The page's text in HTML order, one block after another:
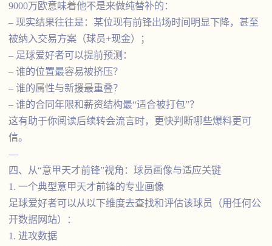
9000万欧意味着他不是来做纯替补的：
– 现实结果往往是：某位现有前锋出场时间明显下降，甚至
被纳入交易方案（球员+现金）；
– 足球爱好者可以提前预测：
– 谁的位置最容易被挤压？
– 谁的属性与新援最重叠？
– 谁的合同年限和薪资结构最“适合被打包”？
这有助于你阅读后续转会流言时，更快判断哪些爆料更可
信。
—
四、从“意甲天才前锋”视角：球员画像与适应关键
1. 一个典型意甲天才前锋的专业画像
足球爱好者可以从以下维度去查找和评估该球员（用任何公
开数据网站）：
1. 进攻数据